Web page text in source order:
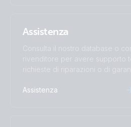
Assistenza
Consulta il nostro database o
rivenditore per avere supporto
richieste di riparazioni o di
Assistenza